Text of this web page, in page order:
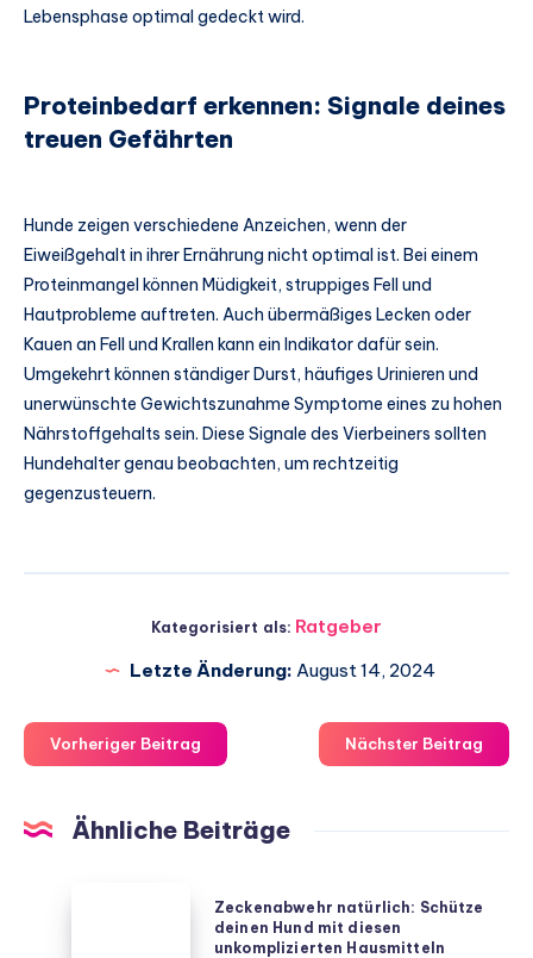
Lebensphase optimal gedeckt wird.
Proteinbedarf erkennen: Signale deines
treuen Gefährten
Hunde zeigen verschiedene Anzeichen, wenn der
Eiweißgehalt in ihrer Ernährung nicht optimal ist. Bei einem
Proteinmangel können Müdigkeit, struppiges Fell und
Hautprobleme auftreten. Auch übermäßiges Lecken oder
Kauen an Fell und Krallen kann ein Indikator dafür sein.
Umgekehrt können ständiger Durst, häufiges Urinieren und
unerwünschte Gewichtszunahme Symptome eines zu hohen
Nährstoffgehalts sein. Diese Signale des Vierbeiners sollten
Hundehalter genau beobachten, um rechtzeitig
gegenzusteuern.
Kategorisiert als: Ratgeber
Letzte Änderung: August 14, 2024
Vorheriger Beitrag Nächster Beitrag
Ähnliche Beiträge
Zeckenabwehr natürlich: Schütze
deinen Hund mit diesen
unkomplizierten Hausmitteln